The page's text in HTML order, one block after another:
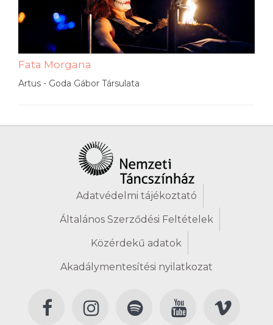
Fata Morgana
Artus - Goda Gábor Társulata
Adatvédelmi tájékoztató
Általános Szerződési Feltételek
Közérdekű adatok
Akadálymentesítési nyilatkozat